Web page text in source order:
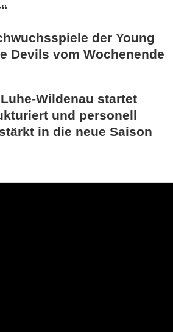
der Young
Devils vom Wochenende
Wildenau startet
und personell
in die neue Saison